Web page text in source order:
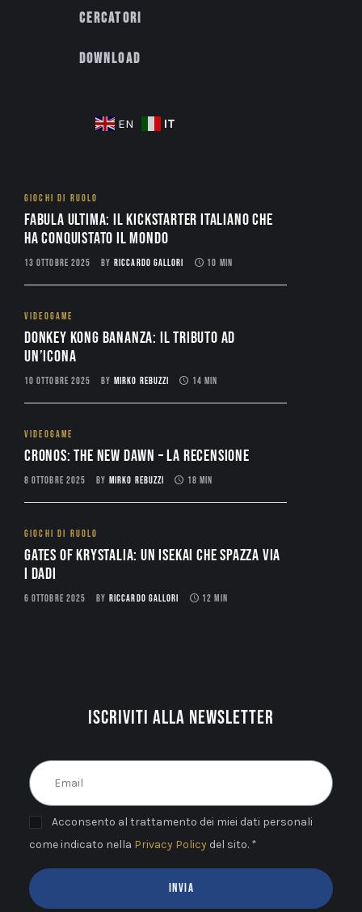
Cercatori
Download
EN IT
GIOCHI DI RUOLO
Fabula Ultima: il Kickstarter italiano che
ha conquistato il mondo
13 OTTOBRE 2025 BY RICCARDO GALLORI 10 MIN
VIDEOGAME
Donkey Kong Bananza: Il Tributo ad
un’Icona
10 OTTOBRE 2025 BY MIRKO REBUZZI 14 MIN
VIDEOGAME
CRONOS: THE NEW DAWN – La Recensione
8 OTTOBRE 2025 BY MIRKO REBUZZI 18 MIN
GIOCHI DI RUOLO
Gates of Krystalia: Un Isekai che spazza via
i dadi
6 OTTOBRE 2025 BY RICCARDO GALLORI 12 MIN
Iscriviti alla newsletter
Acconsento al trattamento dei miei dati personali
come indicato nella Privacy Policydel sito. *
INVIA